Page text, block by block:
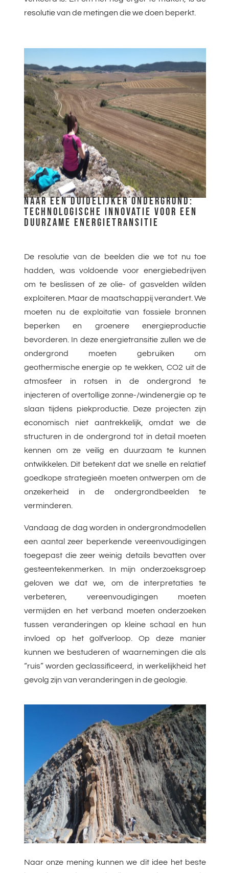
resolutie van de metingen die we doen beperkt.
NAAR EEN DUIDELIJKER ONDERGROND:
TECHNOLOGISCHE INNOVATIE VOOR EEN
DUURZAME ENERGIETRANSITIE
De resolutie van de beelden die we tot nu toe
hadden, was voldoende voor energiebedrijven
om te beslissen of ze olie- of gasvelden wilden
exploiteren. Maar de maatschappij verandert. We
moeten nu de exploitatie van fossiele bronnen
beperken en groenere energieproductie
bevorderen. In deze energietransitie zullen we de
ondergrond moeten gebruiken om
geothermische energie op te wekken, CO2 uit de
atmosfeer in rotsen in de ondergrond te
injecteren of overtollige zonne-/windenergie op te
slaan tijdens piekproductie. Deze projecten zijn
economisch niet aantrekkelijk, omdat we de
structuren in de ondergrond tot in detail moeten
kennen om ze veilig en duurzaam te kunnen
ontwikkelen. Dit betekent dat we snelle en relatief
goedkope strategieën moeten ontwerpen om de
onzekerheid in de ondergrondbeelden te
verminderen.
Vandaag de dag worden in ondergrondmodellen
een aantal zeer beperkende vereenvoudigingen
toegepast die zeer weinig details bevatten over
gesteentekenmerken. In mijn onderzoeksgroep
geloven we dat we, om de interpretaties te
verbeteren, vereenvoudigingen moeten
vermijden en het verband moeten onderzoeken
tussen veranderingen op kleine schaal en hun
invloed op het golfverloop. Op deze manier
kunnen we bestuderen of waarnemingen die als
“ruis” worden geclassificeerd, in werkelijkheid het
gevolg zijn van veranderingen in de geologie.
Naar onze mening kunnen we dit idee het beste